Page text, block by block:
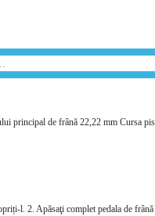
principal de frână 22,22 mm Cursa
l. 2. Apăsaţi complet pedala de frână